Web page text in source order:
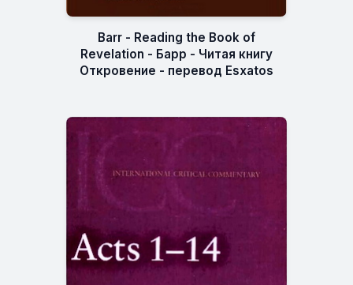
Barr - Reading the Book of
Revelation - Барр - Читая книгу
Откровение - перевод Esxatos